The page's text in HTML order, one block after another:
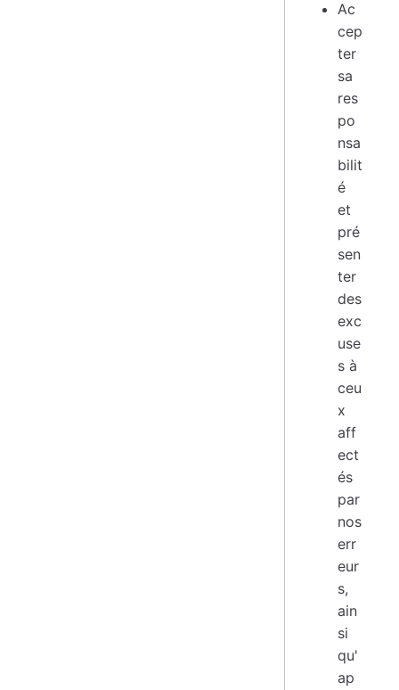
Ac
cep
ter
sa
res
po
nsa
bilit
é
et
pré
sen
ter
des
exc
use
s à
ceu
x
aff
ect
és
par
nos
err
eur
s,
ain
si
qu'
ap